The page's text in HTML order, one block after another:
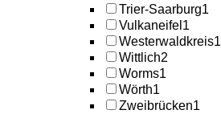
Trier-Saarburg1
Vulkaneifel 1
Westerwaldkreis1
Wittlich2
Worms1
Wörth1
Zweibrücken1